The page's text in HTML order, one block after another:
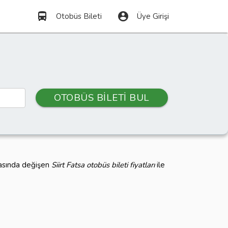
directions_bus Otobüs Bileti account_circle Üye Girişi
OTOBÜS BİLETİ BUL
değişen Siirt Fatsa otobüs bileti fiyatlarıile